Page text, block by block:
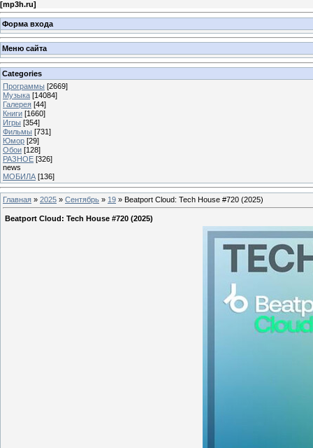
[mp3h.ru]
Форма входа
Меню сайта
Categories
Программы [2669]
Музыка [14084]
Галерея [44]
Книги [1660]
Игры [354]
Фильмы [731]
Юмор [29]
Обои [128]
РАЗНОЕ [326]
news
МОБИЛА [136]
Главная » 2025 » Сентябрь » 19 » Beatport Cloud: Tech House #720 (2025)
Beatport Cloud: Tech House #720 (2025)